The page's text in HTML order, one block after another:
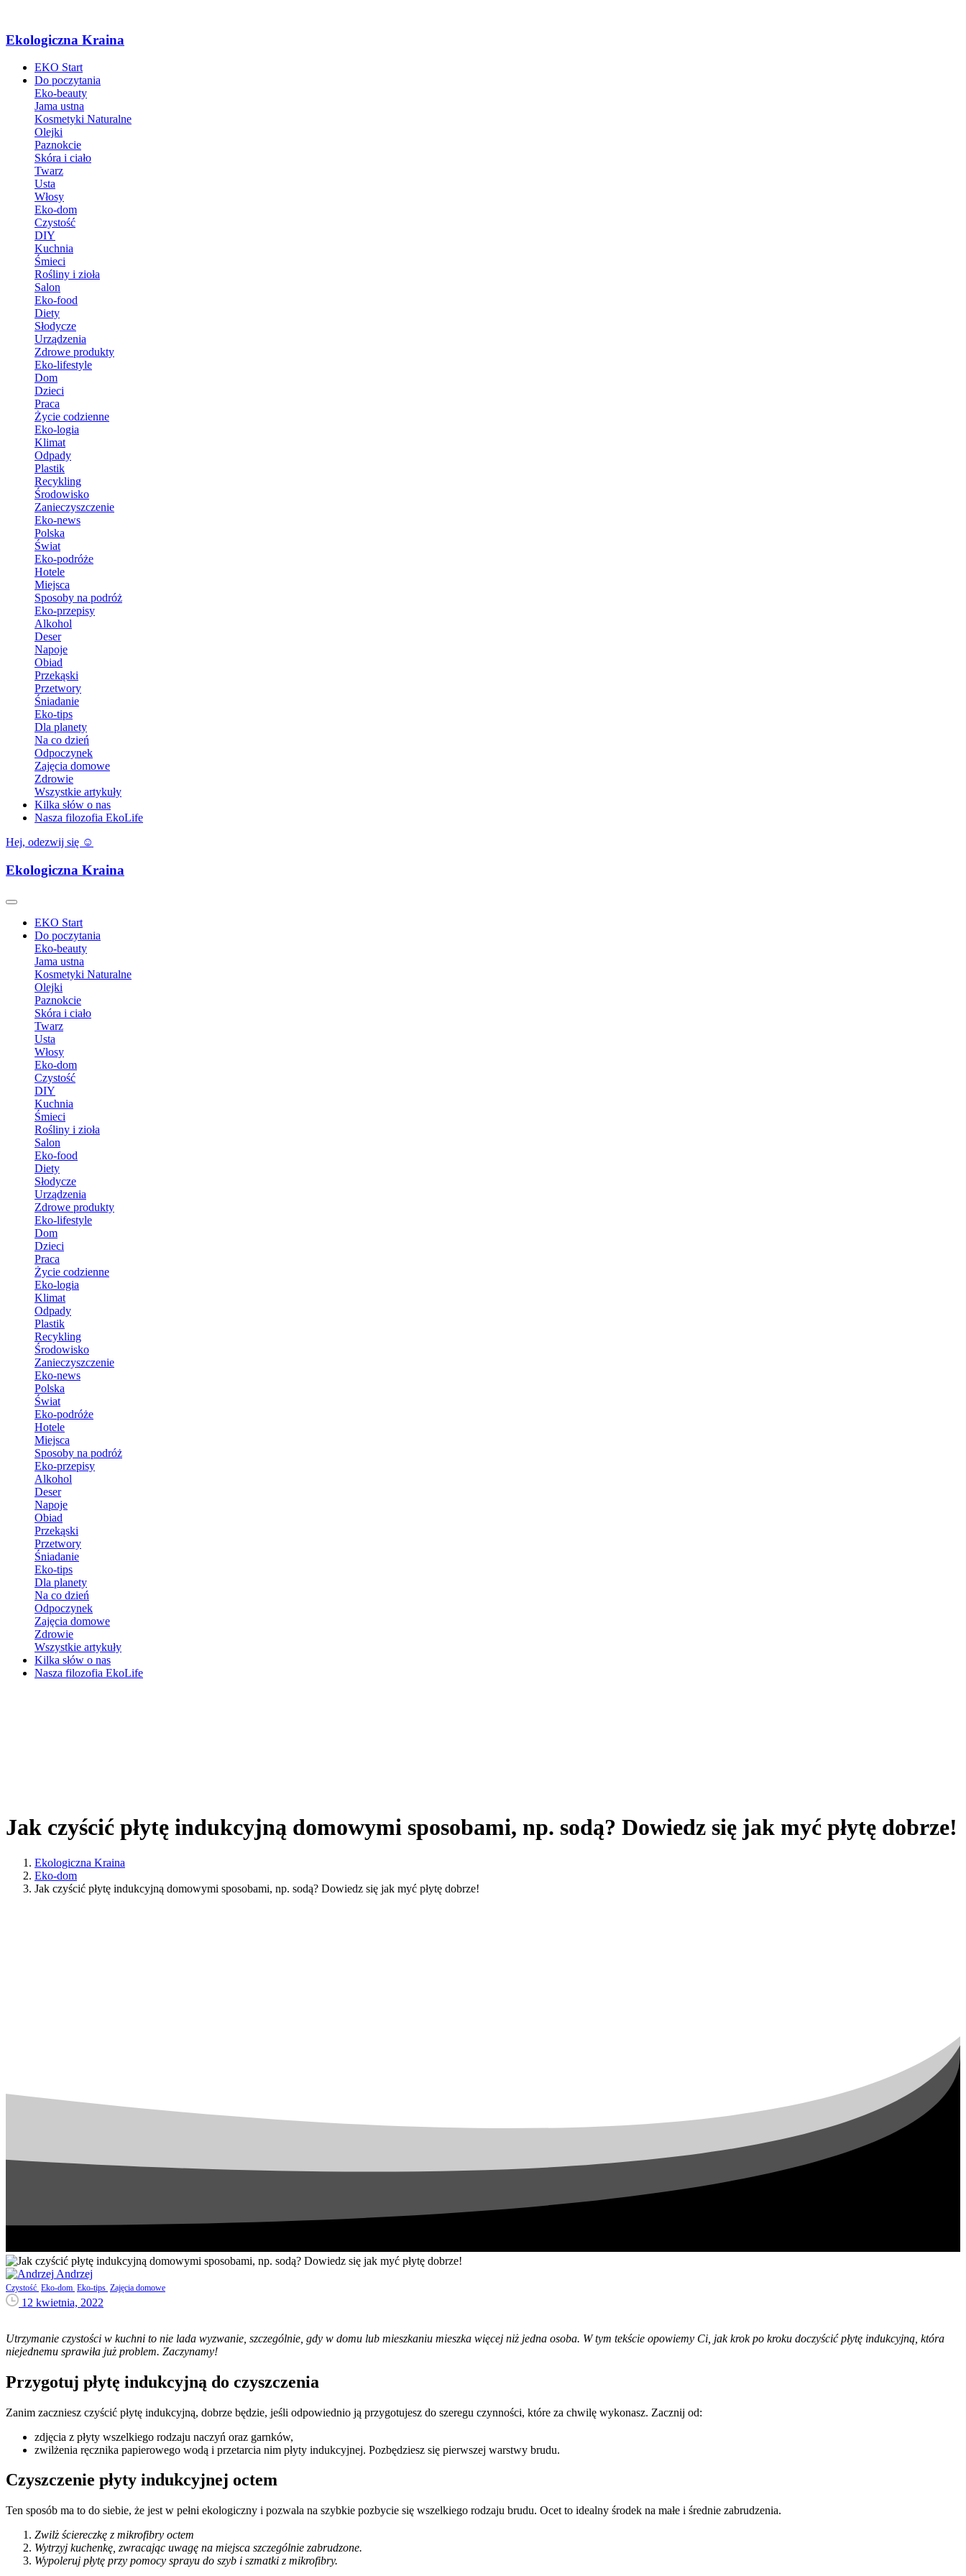
Ekologiczna Kraina
EKO Start
Do poczytania
Eko-beauty
Jama ustna
Kosmetyki Naturalne
Olejki
Paznokcie
Skóra i ciało
Twarz
Usta
Włosy
Eko-dom
Czystość
DIY
Kuchnia
Śmieci
Rośliny i zioła
Salon
Eko-food
Diety
Słodycze
Urządzenia
Zdrowe produkty
Eko-lifestyle
Dom
Dzieci
Praca
Życie codzienne
Eko-logia
Klimat
Odpady
Plastik
Recykling
Środowisko
Zanieczyszczenie
Eko-news
Polska
Świat
Eko-podróże
Hotele
Miejsca
Sposoby na podróż
Eko-przepisy
Alkohol
Deser
Napoje
Obiad
Przekąski
Przetwory
Śniadanie
Eko-tips
Dla planety
Na co dzień
Odpoczynek
Zajęcia domowe
Zdrowie
Wszystkie artykuły
Kilka słów o nas
Nasza filozofia EkoLife
Hej, odezwij się ☺️
Ekologiczna Kraina
EKO Start
Do poczytania
Eko-beauty
Jama ustna
Kosmetyki Naturalne
Olejki
Paznokcie
Skóra i ciało
Twarz
Usta
Włosy
Eko-dom
Czystość
DIY
Kuchnia
Śmieci
Rośliny i zioła
Salon
Eko-food
Diety
Słodycze
Urządzenia
Zdrowe produkty
Eko-lifestyle
Dom
Dzieci
Praca
Życie codzienne
Eko-logia
Klimat
Odpady
Plastik
Recykling
Środowisko
Zanieczyszczenie
Eko-news
Polska
Świat
Eko-podróże
Hotele
Miejsca
Sposoby na podróż
Eko-przepisy
Alkohol
Deser
Napoje
Obiad
Przekąski
Przetwory
Śniadanie
Eko-tips
Dla planety
Na co dzień
Odpoczynek
Zajęcia domowe
Zdrowie
Wszystkie artykuły
Kilka słów o nas
Nasza filozofia EkoLife
Jak czyścić płytę indukcyjną domowymi sposobami, np. sodą? Dowiedz się jak myć płytę dobrze!
Ekologiczna Kraina
Eko-dom
Jak czyścić płytę indukcyjną domowymi sposobami, np. sodą? Dowiedz się jak myć płytę dobrze!
Andrzej
Czystość Eko-dom Eko-tips Zajęcia domowe
12 kwietnia, 2022
Utrzymanie czystości w kuchni to nie lada wyzwanie, szczególnie, gdy w domu lub mieszkaniu mieszka więcej niż jedna osoba. W tym tekście opowiemy Ci, jak krok po kroku doczyścić płytę indukcyjną, która
niejednemu sprawiła już problem. Zaczynamy!
Przygotuj płytę indukcyjną do czyszczenia
Zanim zaczniesz czyścić płytę indukcyjną, dobrze będzie, jeśli odpowiednio ją przygotujesz do szeregu czynności, które za chwilę wykonasz. Zacznij od:
zdjęcia z płyty wszelkiego rodzaju naczyń oraz garnków,
zwilżenia ręcznika papierowego wodą i przetarcia nim płyty indukcyjnej. Pozbędziesz się pierwszej warstwy brudu.
Czyszczenie płyty indukcyjnej octem
Ten sposób ma to do siebie, że jest w pełni ekologiczny i pozwala na szybkie pozbycie się wszelkiego rodzaju brudu. Ocet to idealny środek na małe i średnie zabrudzenia.
Zwilż ściereczkę z mikrofibry octem
Wytrzyj kuchenkę, zwracając uwagę na miejsca szczególnie zabrudzone.
Wypoleruj płytę przy pomocy sprayu do szyb i szmatki z mikrofibry.